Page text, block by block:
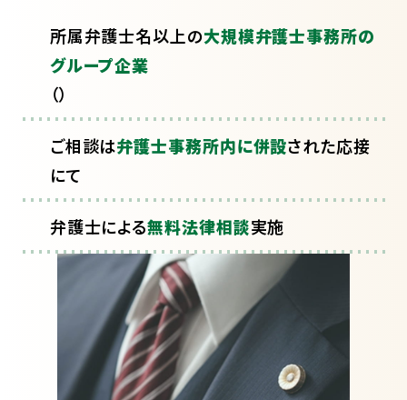
所属弁護士名以上の大規模弁護士事務所の
グループ企業
（）
ご相談は弁護士事務所内に併設された応接
にて
弁護士による無料法律相談実施